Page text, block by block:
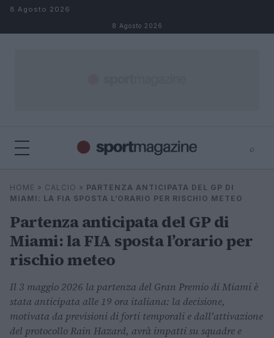
Salta al contenuto
8 Agosto 2026
8 Agosto 2026
⌕
Cerca
HOME » CALCIO » PARTENZA ANTICIPATA DEL GP DI
MIAMI: LA FIA SPOSTA L’ORARIO PER RISCHIO METEO
Partenza anticipata del GP di
Miami: la FIA sposta l’orario per
rischio meteo
Il 3 maggio 2026 la partenza del Gran Premio di Miami è
stata anticipata alle 19 ora italiana: la decisione,
motivata da previsioni di forti temporali e dall'attivazione
del protocollo Rain Hazard, avrà impatti su squadre e